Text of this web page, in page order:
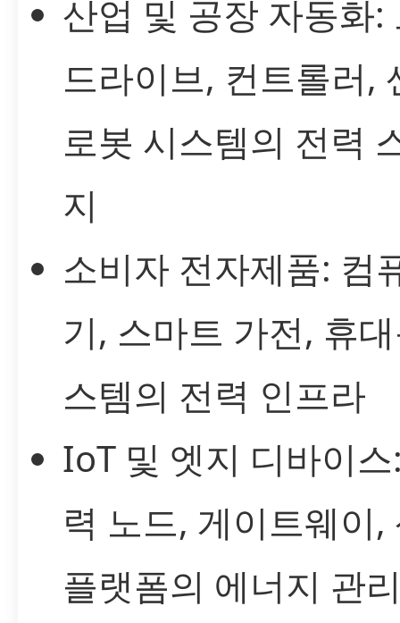
산업 및 공장 자동화:
드라이브, 컨트롤러,
로봇 시스템의 전력
지
소비자 전자제품: 컴
기, 스마트 가전, 휴
스템의 전력 인프라
IoT 및 엣지 디바이
력 노드, 게이트웨이,
플랫폼의 에너지 관